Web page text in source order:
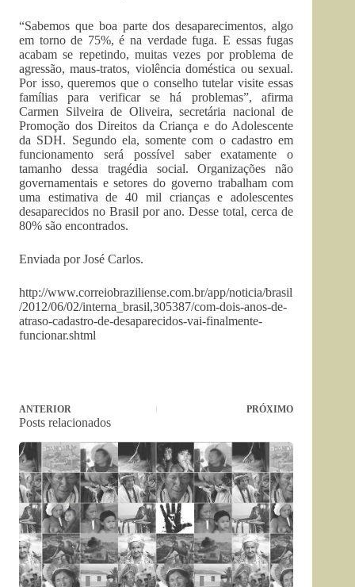
“Sabemos que boa parte dos desaparecimentos, algo
em torno de 75%, é na verdade fuga. E essas fugas
acabam se repetindo, muitas vezes por problema de
agressão, maus-tratos, violência doméstica ou sexual.
Por isso, queremos que o conselho tutelar visite essas
famílias para verificar se há problemas”, afirma
Carmen Silveira de Oliveira, secretária nacional de
Promoção dos Direitos da Criança e do Adolescente
da SDH. Segundo ela, somente com o cadastro em
funcionamento será possível saber exatamente o
tamanho dessa tragédia social. Organizações não
governamentais e setores do governo trabalham com
uma estimativa de 40 mil crianças e adolescentes
desaparecidos no Brasil por ano. Desse total, cerca de
80% são encontrados.
Enviada por José Carlos.
http://www.correiobraziliense.com.br/app/noticia/brasil
/2012/06/02/interna_brasil,305387/com-dois-anos-de-
atraso-cadastro-de-desaparecidos-vai-finalmente-
funcionar.shtml
ANTERIOR PRÓXIMO
Posts relacionados